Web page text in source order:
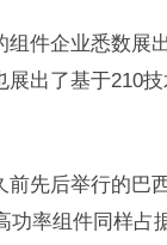
组件企业悉数展
展出了基于210
前先后举行的巴
功率组件同样占